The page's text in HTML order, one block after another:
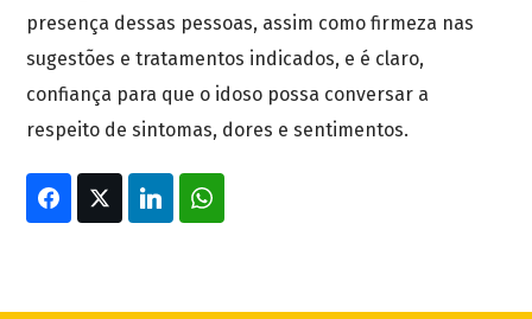
presença dessas pessoas, assim como firmeza nas
sugestões e tratamentos indicados, e é claro,
confiança para que o idoso possa conversar a
respeito de sintomas, dores e sentimentos.